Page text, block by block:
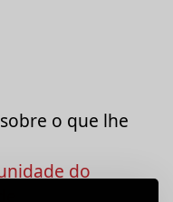
o que lhe
do